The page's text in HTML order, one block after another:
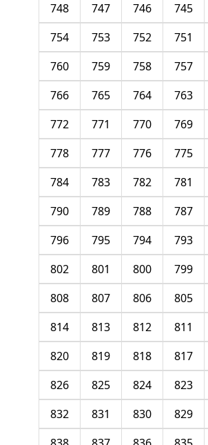
745
746
747
748
751
752
753
754
757
758
759
760
763
764
765
766
769
770
771
772
775
776
777
778
781
782
783
784
787
788
789
790
793
794
795
796
799
800
801
802
805
806
807
808
811
812
813
814
817
818
819
820
823
824
825
826
829
830
831
832